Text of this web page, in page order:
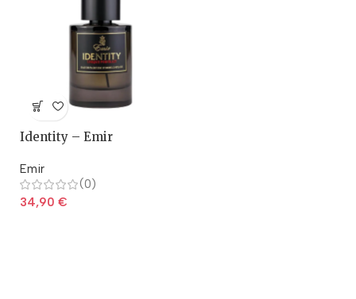
Identity – Emir
Emir
(0)
34,90 €